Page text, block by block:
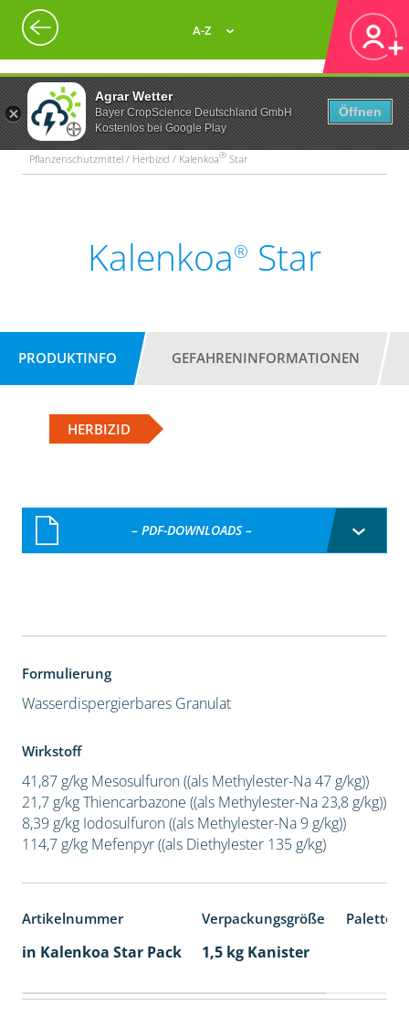
Agrar Wetter
Bayer CropScience Deutschland GmbH
Kostenlos bei Google Play
Öffnen
A-Z
Pflanzenschutzmittel / Herbizid / Kalenkoa® Star
Kalenkoa® Star
PRODUKTINFO GEFAHRENINFORMATIONEN
HERBIZID
– PDF-DOWNLOADS –
Formulierung
Wasserdispergierbares Granulat
Wirkstoff
41,87 g/kg Mesosulfuron ((als Methylester-Na 47 g/kg))
21,7 g/kg Thiencarbazone ((als Methylester-Na 23,8 g/kg))
8,39 g/kg Iodosulfuron ((als Methylester-Na 9 g/kg))
114,7 g/kg Mefenpyr ((als Diethylester 135 g/kg)
Artikelnummer Verpackungsgröße
in Kalenkoa Star Pack 1,5 kg Kanister